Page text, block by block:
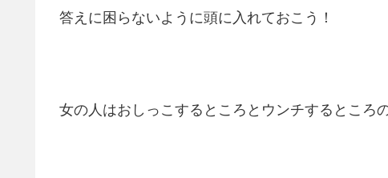
答えに困らないように頭に入れておこう！
女の人はおしっこするところとウンチするところ